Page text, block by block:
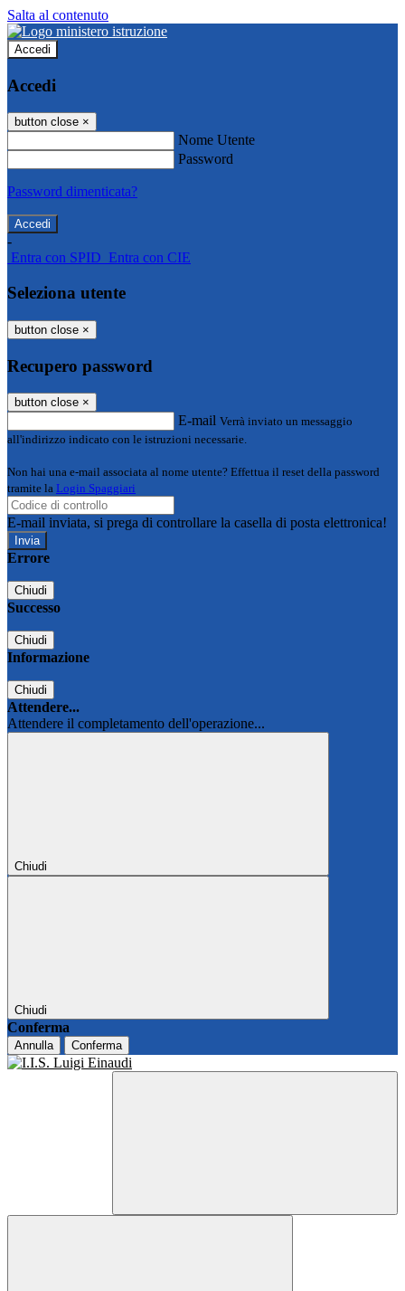
Salta al contenuto
Accedi
Accedi
button close ×
Nome Utente
Password
Password dimenticata?
-
Entra con SPID Entra con CIE
Seleziona utente
button close ×
Recupero password
button close ×
E-mail Verrà inviato un messaggio
all'indirizzo indicato con le istruzioni necessarie.
Non hai una e-mail associata al nome utente? Effettua il reset della password
tramite la Login Spaggiari
E-mail inviata, si prega di controllare la casella di posta elettronica!
Errore
Chiudi
Successo
Chiudi
Informazione
Chiudi
Attendere...
Attendere il completamento dell'operazione...
Chiudi
Chiudi
Conferma
Annulla Conferma